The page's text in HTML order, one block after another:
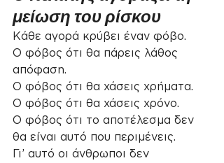
μείωση του ρίσκου
Κάθε αγορά κρύβει έναν φόβο.
Ο φόβος ότι θα πάρεις λάθος
απόφαση.
Ο φόβος ότι θα χάσεις χρήματα.
Ο φόβος ότι θα χάσεις χρόνο.
Ο φόβος ότι το αποτέλεσμα δεν
θα είναι αυτό που περιμένεις.
Γι’ αυτό οι άνθρωποι δεν